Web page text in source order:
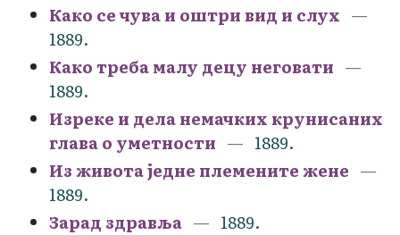
Како се чува и оштри вид и слух
1889.
Како треба малу децу неговати
1889.
Изреке и дела немачких крунисаних
глава о уметности
1889.
Из живота једне племените жене
1889.
Зарад здравља
1889.